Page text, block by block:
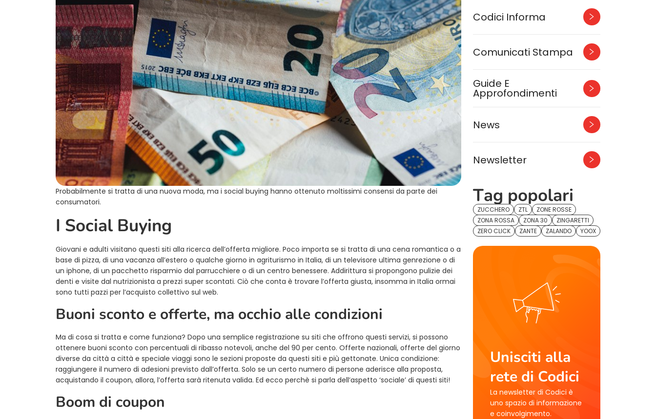
Probabilmente si tratta di una nuova moda, ma i social buying hanno ottenuto moltissimi consensi da parte dei
consumatori.
I Social Buying
Giovani e adulti visitano questi siti alla ricerca dell’offerta migliore. Poco importa se si tratta di una cena romantica o a
base di pizza, di una vacanza all’estero o qualche giorno in agriturismo in Italia, di un televisore ultima genrezione o di
un iphone, di un pacchetto risparmio dal parrucchiere o di un centro benessere. Addirittura si propongono pulizie dei
denti e visite dal nutrizionista a prezzi super scontati. Ciò che conta è trovare l’offerta giusta, insomma in Italia ormai
sono tutti pazzi per l’acquisto collettivo sul web.
Buoni sconto e offerte, ma occhio alle condizioni
Ma di cosa si tratta e come funziona? Dopo una semplice registrazione su siti che offrono questi servizi, si possono
ottenere buoni sconto con percentuali di ribasso notevoli, anche del 90 per cento. Offerte nazionali, offerte del giorno
diverse da città a città e speciale viaggi sono le sezioni proposte da questi siti e più gettonate. Unica condizione:
raggiungere il numero di adesioni previsto dall’offerta. Solo se un certo numero di persone aderisce alla proposta,
acquistando il coupon, allora, l’offerta sarà ritenuta valida. Ed ecco perchè si parla dell’aspetto ‘sociale’ di questi siti!
Boom di coupon
Codici Informa
Comunicati Stampa
Guide E
Approfondimenti
News
Newsletter
Tag popolari
ZUCCHERO ZTL
ZONE ROSSE
ZONA ROSSA
ZONA 30
ZINGARETTI
ZERO CLICK
ZANTE ZALANDO YOOX
Unisciti alla
rete di Codici
La newsletter di Codici è
uno spazio di informazione
e coinvolgimento.